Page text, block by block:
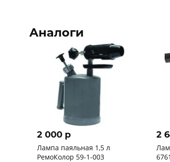
Аналоги
2 000 p
Лампа паяльная 1,5 л
РемоКолор 59-1-003
2